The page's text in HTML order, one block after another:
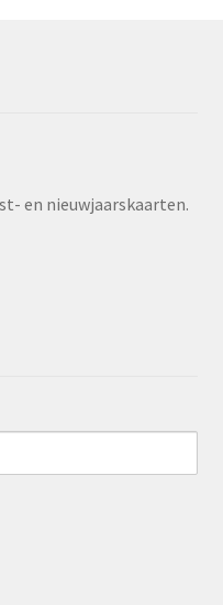
en nieuwjaarskaarten.